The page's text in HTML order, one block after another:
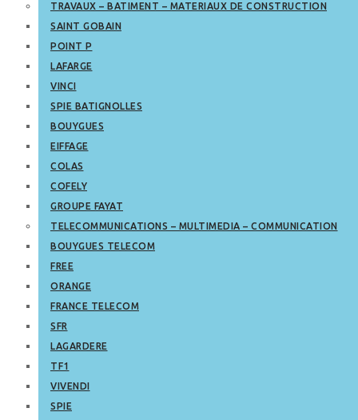
TRAVAUX – BATIMENT – MATERIAUX DE CONSTRUCTION
SAINT GOBAIN
POINT P
LAFARGE
VINCI
SPIE BATIGNOLLES
BOUYGUES
EIFFAGE
COLAS
COFELY
GROUPE FAYAT
TELECOMMUNICATIONS – MULTIMEDIA – COMMUNICATION
BOUYGUES TELECOM
FREE
ORANGE
FRANCE TELECOM
SFR
LAGARDERE
TF1
VIVENDI
SPIE